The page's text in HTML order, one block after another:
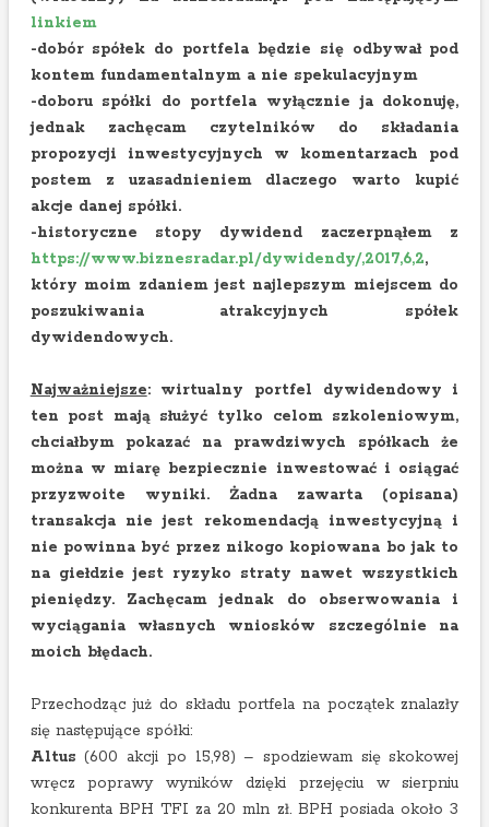
linkiem
-dobór spółek do portfela będzie się odbywał pod
kontem fundamentalnym a nie spekulacyjnym
-doboru spółki do portfela wyłącznie ja dokonuję,
jednak zachęcam czytelników do składania
propozycji inwestycyjnych w komentarzach pod
postem z uzasadnieniem dlaczego warto kupić
akcje danej spółki.
-historyczne stopy dywidend zaczerpnąłem z
https://www.biznesradar.pl/dywidendy/,2017,6,2,
który moim zdaniem jest najlepszym miejscem do
poszukiwania atrakcyjnych spółek
dywidendowych.
Najważniejsze: wirtualny portfel dywidendowy i
ten post mają służyć tylko celom szkoleniowym,
chciałbym pokazać na prawdziwych spółkach że
można w miarę bezpiecznie inwestować i osiągać
przyzwoite wyniki. Żadna zawarta (opisana)
transakcja nie jest rekomendacją inwestycyjną i
nie powinna być przez nikogo kopiowana bo jak to
na giełdzie jest ryzyko straty nawet wszystkich
pieniędzy. Zachęcam jednak do obserwowania i
wyciągania własnych wniosków szczególnie na
moich błędach.
Przechodząc już do składu portfela na początek znalazły
się następujące spółki:
Altus(600 akcji po 15,98) – spodziewam się skokowej
wręcz poprawy wyników dzięki przejęciu w sierpniu
konkurenta BPH TFI za 20 mln zł. BPH posiada około 3